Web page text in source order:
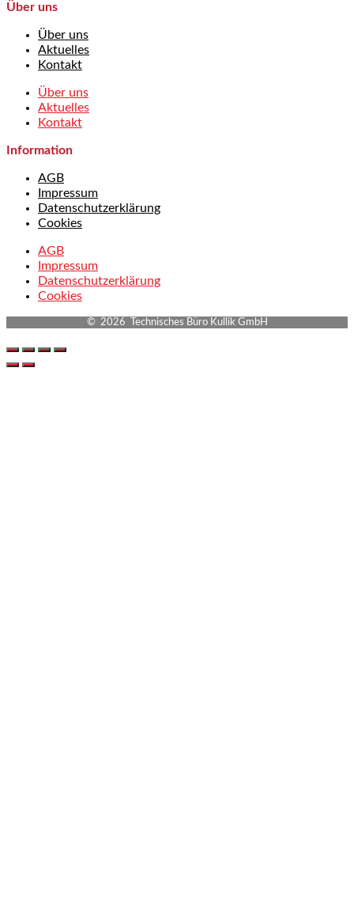
Über uns
Über uns
Aktuelles
Kontakt
Über uns
Aktuelles
Kontakt
Information
AGB
Impressum
Datenschutzerklärung
Cookies
AGB
Impressum
Datenschutzerklärung
Cookies
© 2026 Technisches Büro Kullik GmbH